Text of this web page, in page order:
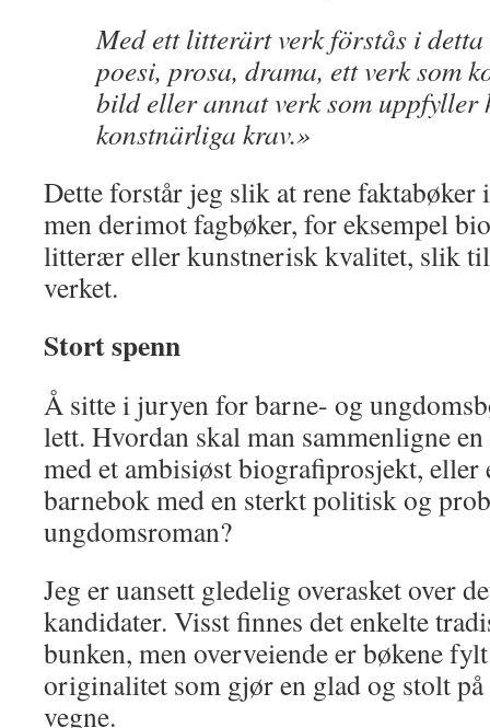
Med ett litterärt verk förstås i detta
poesi, prosa, drama, ett verk som
bild eller annat verk som uppfyller
konstnärliga krav.»
Dette forstår jeg slik at rene faktabøker
men derimot fagbøker, for eksempel
litterær eller kunstnerisk kvalitet, slik
verket.
Stort spenn
Å sitte i juryen for barne- og
lett. Hvordan skal man sammenligne
med et ambisiøst biografiprosjekt,
barnebok med en sterkt politisk og
ungdomsroman?
Jeg er uansett gledelig overasket over
kandidater. Visst finnes det enkelte
bunken, men overveiende er bøkene
originalitet som gjør en glad og stolt
vegne.